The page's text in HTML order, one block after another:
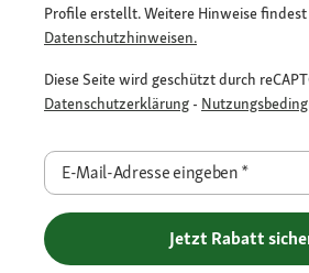
Profile erstellt. Weitere Hinweise
Datenschutzhinweisen.
Diese Seite wird geschützt durch
Datenschutzerklärung -
E-Mail-Adresse eingeben*
Jetzt Rabatt